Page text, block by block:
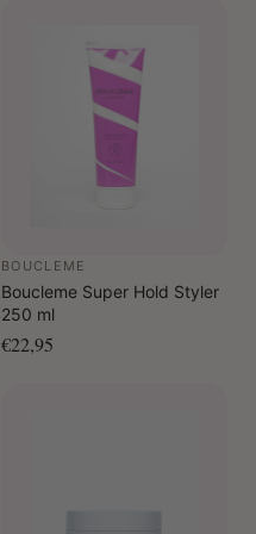
BOUCLEME
Boucleme Super Hold Styler
250 ml
€22,95